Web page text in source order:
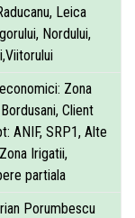
Leica
Nordului,
Zona
Client
ANIF, SRP1, Alte
Irigatii,
partiala
Porumbescu